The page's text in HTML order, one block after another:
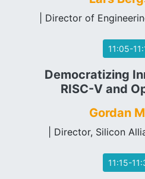
| Director of
11:05-
Democratizing
RISC-V and
Gordan
| Director, Silicon
11:15-